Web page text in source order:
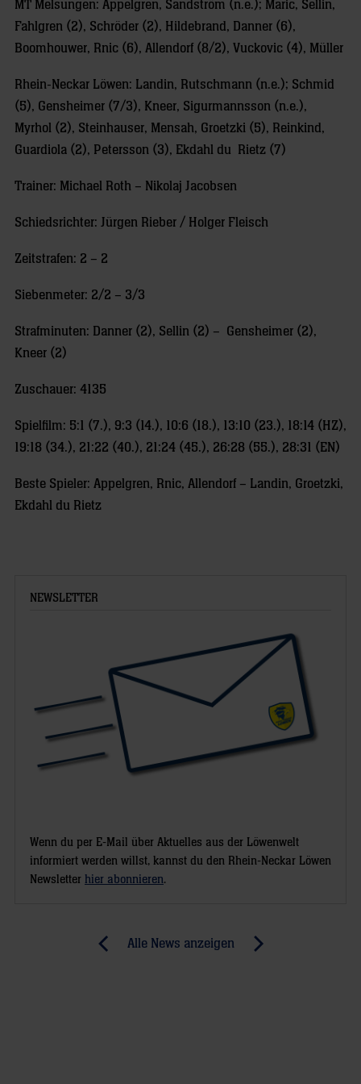
MT Melsungen: Appelgren, Sandström (n.e.); Maric, Sellin,
Fahlgren (2), Schröder (2), Hildebrand, Danner (6),
Boomhouwer, Rnic (6), Allendorf (8/2), Vuckovic (4), Müller
Rhein-Neckar Löwen: Landin, Rutschmann (n.e.); Schmid
(5), Gensheimer (7/3), Kneer, Sigurmannsson (n.e.),
Myrhol (2), Steinhauser, Mensah, Groetzki (5), Reinkind,
Guardiola (2), Petersson (3), Ekdahl du Rietz (7)
Trainer: Michael Roth – Nikolaj Jacobsen
Schiedsrichter: Jürgen Rieber / Holger Fleisch
Zeitstrafen: 2 – 2
Siebenmeter: 2/2 – 3/3
Strafminuten: Danner (2), Sellin (2) – Gensheimer (2),
Kneer (2)
Zuschauer: 4135
Spielfilm: 5:1 (7.), 9:3 (14.), 10:6 (18.), 13:10 (23.), 18:14 (HZ),
19:18 (34.), 21:22 (40.), 21:24 (45.), 26:28 (55.), 28:31 (EN)
Beste Spieler: Appelgren, Rnic, Allendorf – Landin, Groetzki,
Ekdahl du Rietz
NEWSLETTER
Wenn du per E-Mail über Aktuelles aus der Löwenwelt
informiert werden willst, kannst du den Rhein-Neckar Löwen
Newsletter hier abonnieren.
Alle News anzeigen